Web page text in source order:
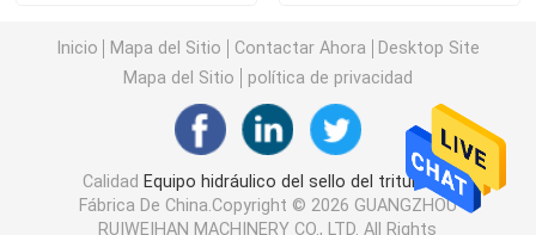
Sello de aceite hidráulico
Sello hidráulico del polvo
Sello hidráulico del pistón
Inicio Mapa del Sitio Contactar Ahora
Desktop Site
Mapa del Sitio
política de privacidad
Calidad Equipo hidráulico del sello del triturador
Fábrica De China.Copyright © 2026 GUANGZHOU
RUIWEIHAN MACHINERY CO., LTD. All Rights